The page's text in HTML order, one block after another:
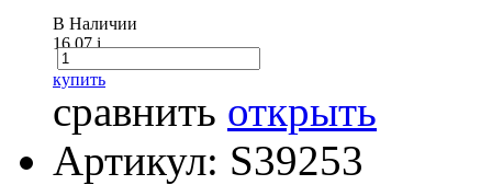
В Наличии
16.07i
купить
сравнить открыть
Артикул: S39253